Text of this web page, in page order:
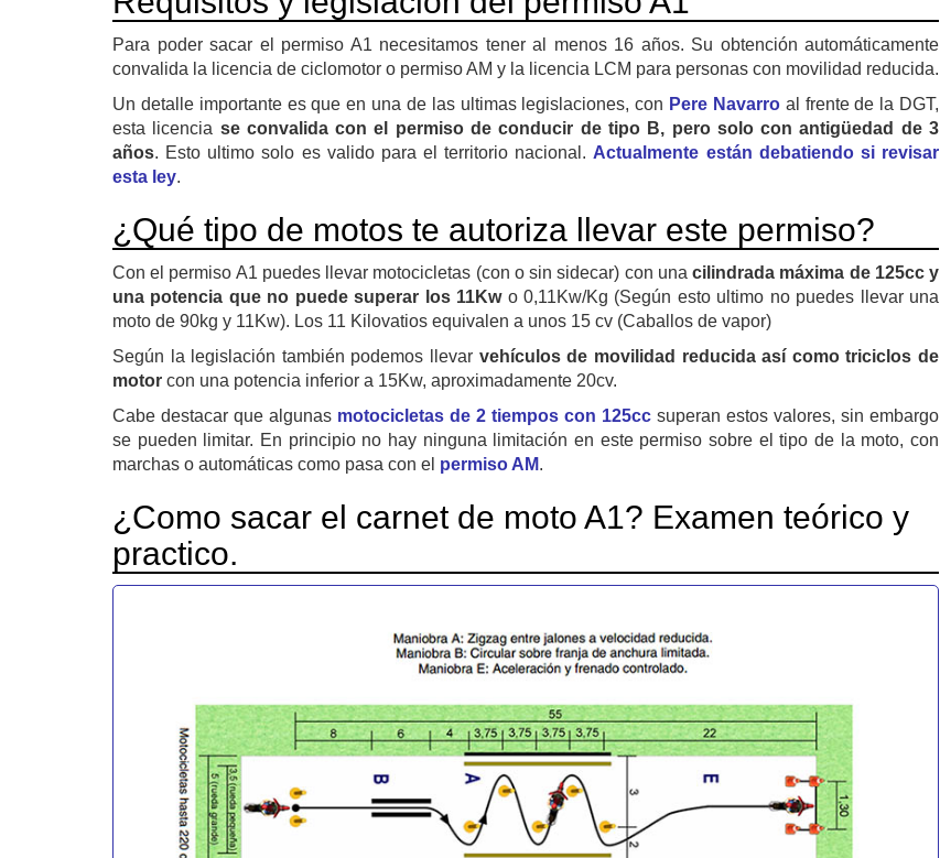
Para poder sacar el permiso A1 necesitamos tener al menos 16 años. Su obtención automáticamente
convalida la licencia de ciclomotor o permiso AM y la licencia LCM para personas con movilidad reducida.
Un detalle importante es que en una de las ultimas legislaciones, con Pere Navarroal frente de la DGT,
esta licencia se convalida con el permiso de conducir de tipo B, pero solo con antigüedad de 3
años. Esto ultimo solo es valido para el territorio nacional. Actualmente están debatiendo si revisar
esta ley.
¿Qué tipo de motos te autoriza llevar este permiso?
Con el permiso A1 puedes llevar motocicletas (con o sin sidecar) con unacilindrada máxima de 125cc y
una potencia que no puede superar los 11Kwo 0,11Kw/Kg (Según esto ultimo no puedes llevar una
moto de 90kg y 11Kw). Los 11 Kilovatios equivalen a unos 15 cv (Caballos de vapor)
Según la legislación también podemos llevar vehículos de movilidad reducida así como triciclos de
motor con una potencia inferior a 15Kw, aproximadamente 20cv.
Cabe destacar que algunas motocicletas de 2 tiempos con 125cc superan estos valores, sin embargo
se pueden limitar. En principio no hay ninguna limitación en este permiso sobre el tipo de la moto, con
marchas o automáticas como pasa con el permiso AM.
¿Como sacar el carnet de moto A1? Examen teórico y
practico.